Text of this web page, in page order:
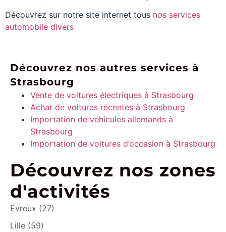
Découvrez sur notre site internet tous nos services
automobile divers
Découvrez nos autres services à
Strasbourg
Vente de voitures électriques à Strasbourg
Achat de voitures récentes à Strasbourg
Importation de véhicules allemands à
Strasbourg
Importation de voitures d’occasion à Strasbourg
Découvrez nos zones
d'activités
Evreux (27)
Lille (59)